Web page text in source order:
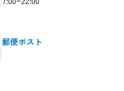
郵便ポスト